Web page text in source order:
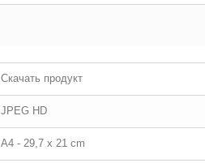
Скачать продукт
JPEG HD
A4 - 29,7 x 21 cm